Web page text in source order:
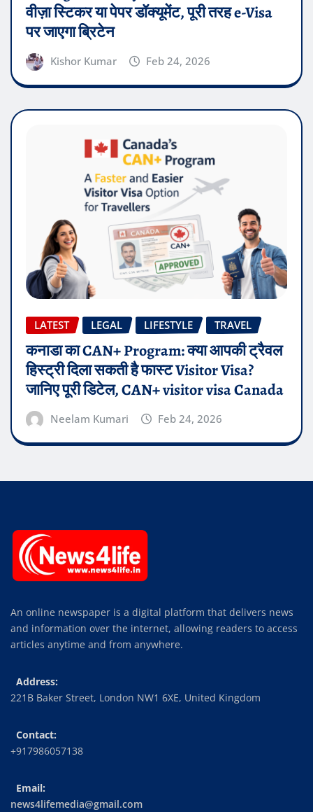
वीज़ा स्टिकर या पेपर डॉक्यूमेंट, पूरी तरह e-Visa
पर जाएगा ब्रिटेन
Kishor Kumar Feb 24, 2026
LATEST LEGAL LIFESTYLE TRAVEL
कनाडा का CAN+ Program: क्या आपकी ट्रैवल
हिस्ट्री दिला सकती है फास्ट Visitor Visa?
जानिए पूरी डिटेल, CAN+ visitor visa Canada
Neelam Kumari Feb 24, 2026
An online newspaper is a digital platform that delivers news
and information over the internet, allowing readers to access
articles anytime and from anywhere.
Address:
221B Baker Street, London NW1 6XE, United Kingdom
Contact:
+917986057138
Email:
news4lifemedia@gmail.com